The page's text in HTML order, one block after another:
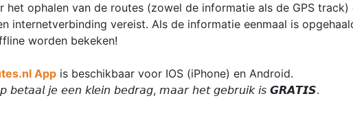
het ophalen van de routes (zowel de informatie als de GPS track)
internetverbinding vereist. Als de informatie eenmaal is
worden bekeken!
App is beschikbaar voor IOS (iPhone) en Android.
𝘣𝘦𝘵𝘢𝘢𝘭 𝘫𝘦 𝘦𝘦𝘯 𝘬𝘭𝘦𝘪𝘯 𝘣𝘦𝘥𝘳𝘢𝘨, 𝘮𝘢𝘢𝘳 𝘩𝘦𝘵 𝘨𝘦𝘣𝘳𝘶𝘪𝘬 𝘪𝘴 𝙂𝙍𝘼𝙏𝙄𝙎.